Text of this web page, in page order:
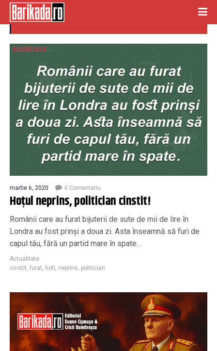
cinstit
martie 6, 2020 0 Comentariu
Hoțul neprins, politician cinstit!
Românii care au furat bijuterii de sute de mii de lire în
Londra au fost prinși a doua zi. Asta înseamnă să furi de
capul tău, fără un partid mare în spate…
Actualitate
cinstit, furat, hoti, neprins, politician